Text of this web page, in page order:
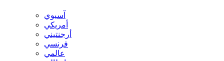
آسيوي
أمريكي
أرجنتيني
فرنسي
عالمي